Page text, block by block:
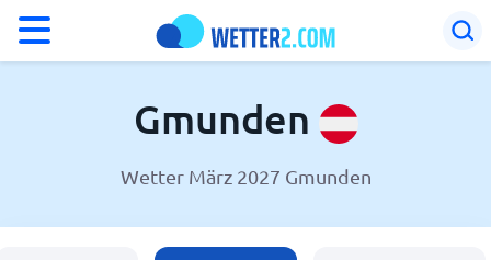
Wetter in Gmunden
Gmunden
Wetter März 2027 Gmunden